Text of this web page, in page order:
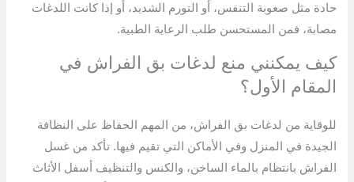
حادة مثل صعوبة التنفس، أو التورم الشديد، أو إذا كانت اللدغات
مصابة، فمن المستحسن طلب الرعاية الطبية.
كيف يمكنني منع لدغات بق الفراش في
المقام الأول؟
للوقاية من لدغات بق الفراش، من المهم الحفاظ على النظافة
الجيدة في المنزل وفي الأماكن التي تقيم فيها. تأكد من غسل
الفراش بانتظام بالماء الساخن، والكنس والتنظيف أسفل الأثاث